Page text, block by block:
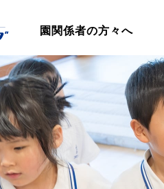
園関係者の方々へ